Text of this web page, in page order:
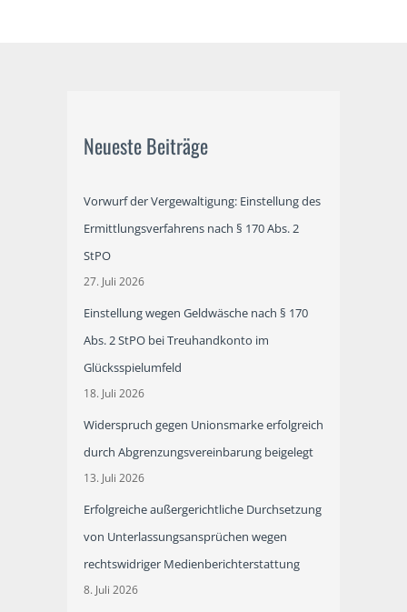
Neueste Beiträge
Vorwurf der Vergewaltigung: Einstellung des
Ermittlungsverfahrens nach § 170 Abs. 2
StPO
27. Juli 2026
Einstellung wegen Geldwäsche nach § 170
Abs. 2 StPO bei Treuhandkonto im
Glücksspielumfeld
18. Juli 2026
Widerspruch gegen Unionsmarke erfolgreich
durch Abgrenzungsvereinbarung beigelegt
13. Juli 2026
Erfolgreiche außergerichtliche Durchsetzung
von Unterlassungsansprüchen wegen
rechtswidriger Medienberichterstattung
8. Juli 2026